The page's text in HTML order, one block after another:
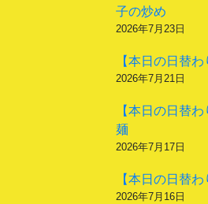
子の炒め
2026年7月23日
【本日の日替
2026年7月21日
【本日の日替
麺
2026年7月17日
【本日の日替
2026年7月16日